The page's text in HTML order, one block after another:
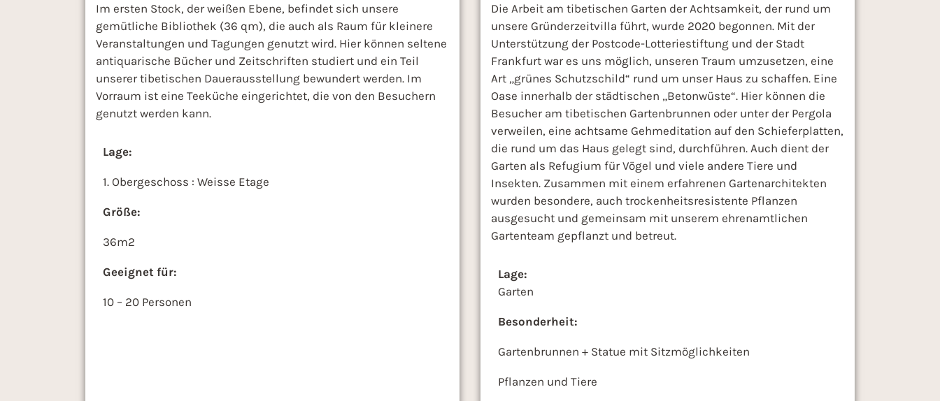
Im ersten Stock, der weißen Ebene, befindet sich unsere
gemütliche Bibliothek (36 qm), die auch als Raum für kleinere
Veranstaltungen und Tagungen genutzt wird. Hier können seltene
antiquarische Bücher und Zeitschriften studiert und ein Teil
unserer tibetischen Dauerausstellung bewundert werden. Im
Vorraum ist eine Teeküche eingerichtet, die von den Besuchern
genutzt werden kann.
Lage:
1. Obergeschoss : Weisse Etage
Größe:
36m2
Geeignet für:
10 – 20 Personen
Die Arbeit am tibetischen Garten der Achtsamkeit, der rund um
unsere Gründerzeitvilla führt, wurde 2020 begonnen. Mit der
Unterstützung der Postcode-Lotteriestiftung und der Stadt
Frankfurt war es uns möglich, unseren Traum umzusetzen, eine
Art „grünes Schutzschild“ rund um unser Haus zu schaffen. Eine
Oase innerhalb der städtischen „Betonwüste“. Hier können die
Besucher am tibetischen Gartenbrunnen oder unter der Pergola
verweilen, eine achtsame Gehmeditation auf den Schieferplatten,
die rund um das Haus gelegt sind, durchführen. Auch dient der
Garten als Refugium für Vögel und viele andere Tiere und
Insekten. Zusammen mit einem erfahrenen Gartenarchitekten
wurden besondere, auch trockenheitsresistente Pflanzen
ausgesucht und gemeinsam mit unserem ehrenamtlichen
Gartenteam gepflanzt und betreut.
Lage:
Garten
Besonderheit:
Gartenbrunnen + Statue mit Sitzmöglichkeiten
Pflanzen und Tiere